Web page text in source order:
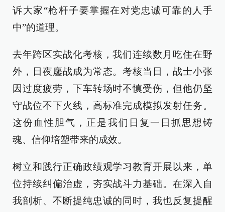
诉大家“枪杆子要掌握在对党忠诚可靠的人手
中”的道理。
去年跨区实战化考核，我们连续数月吃住在野
外，日夜鏖战成为常态。考核当日，战士小张
因过度疲劳，下车转场时不慎受伤，但他仍坚
守战位不下火线，高标准完成模拟发射任务。
这份血性胆气，正是我们日复一日抓思想铸
魂、信仰培塑带来的成效。
树立和践行正确政绩观学习教育开展以来，单
位持续纠偏治虚，夯实战斗力基础。在深入自
我剖析、不断提纯忠诚的同时，我也反复提醒